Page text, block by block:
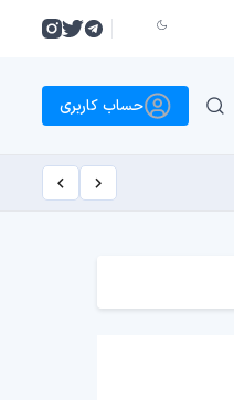
حساب کاربری